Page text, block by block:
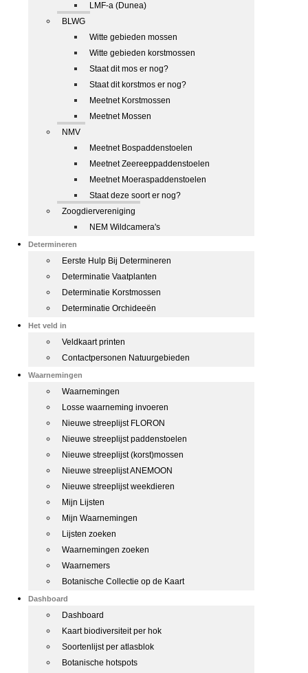
LMF-a (Dunea)
BLWG
Witte gebieden mossen
Witte gebieden korstmossen
Staat dit mos er nog?
Staat dit korstmos er nog?
Meetnet Korstmossen
Meetnet Mossen
NMV
Meetnet Bospaddenstoelen
Meetnet Zeereeppaddenstoelen
Meetnet Moeraspaddenstoelen
Staat deze soort er nog?
Zoogdiervereniging
NEM Wildcamera's
Determineren
Eerste Hulp Bij Determineren
Determinatie Vaatplanten
Determinatie Korstmossen
Determinatie Orchideeën
Het veld in
Veldkaart printen
Contactpersonen Natuurgebieden
Waarnemingen
Waarnemingen
Losse waarneming invoeren
Nieuwe streeplijst FLORON
Nieuwe streeplijst paddenstoelen
Nieuwe streeplijst (korst)mossen
Nieuwe streeplijst ANEMOON
Nieuwe streeplijst weekdieren
Mijn Lijsten
Mijn Waarnemingen
Lijsten zoeken
Waarnemingen zoeken
Waarnemers
Botanische Collectie op de Kaart
Dashboard
Dashboard
Kaart biodiversiteit per hok
Soortenlijst per atlasblok
Botanische hotspots